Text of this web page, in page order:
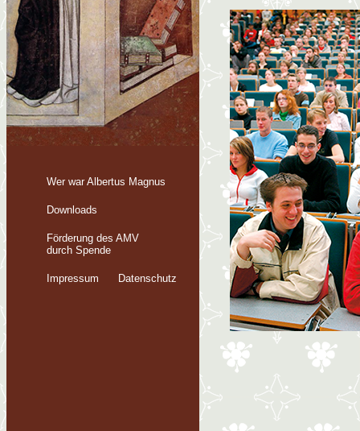
Wer war Albertus Magnus
Downloads
Förderung des AMV
durch Spende
Impressum Datenschutz